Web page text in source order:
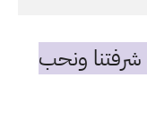
شرفتنا ونحب